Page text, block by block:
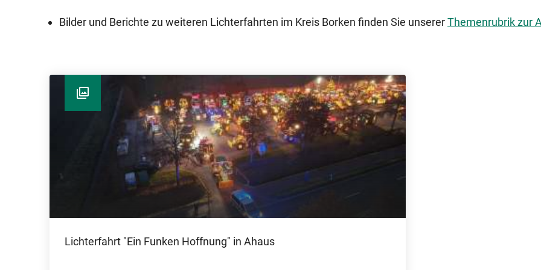
Bilder und Berichte zu weiteren Lichterfahrten im Kreis Borken finden Sie unsererThemenrubrik zur
Lichterfahrt "Ein Funken Hoffnung" in Ahaus